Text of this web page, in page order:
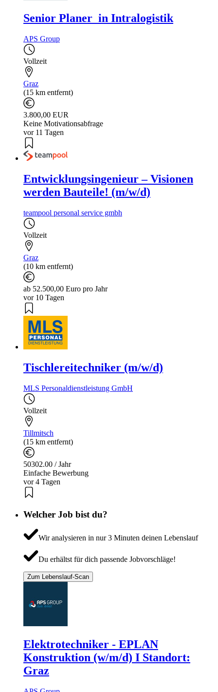
Senior Planer_in Intralogistik
APS Group
Vollzeit
Graz
(15 km entfernt)
3.800,00 EUR
Keine Motivationsabfrage
vor 11 Tagen
Entwicklungsingenieur – Visionen
werden Bauteile! (m/w/d)
teampool personal service gmbh
Vollzeit
Graz
(10 km entfernt)
ab 52.500,00 Euro pro Jahr
vor 10 Tagen
Tischlereitechniker (m/w/d)
MLS Personaldienstleistung GmbH
Vollzeit
Tillmitsch
(15 km entfernt)
50302.00 / Jahr
Einfache Bewerbung
vor 4 Tagen
Welcher Job bist du?
Wir analysieren in nur 3 Minuten deinen Lebenslauf
Du erhältst für dich passende Jobvorschläge!
Zum Lebenslauf-Scan
Elektrotechniker - EPLAN
Konstruktion (w/m/d) I Standort:
Graz